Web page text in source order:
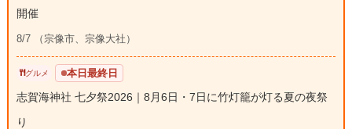
開催
8/7 （宗像市、宗像大社）
グルメ 本日最終日
志賀海神社 七夕祭2026｜8月6日・7日に竹灯籠が灯る夏の夜祭
り